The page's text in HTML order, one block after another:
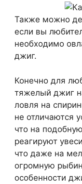
Также можно
если вы
необходимо
джиг.
Конечно для
тяжелый джиг
ловля на
не отличаются
что на
реагируют
что даже на
огромную
особенности